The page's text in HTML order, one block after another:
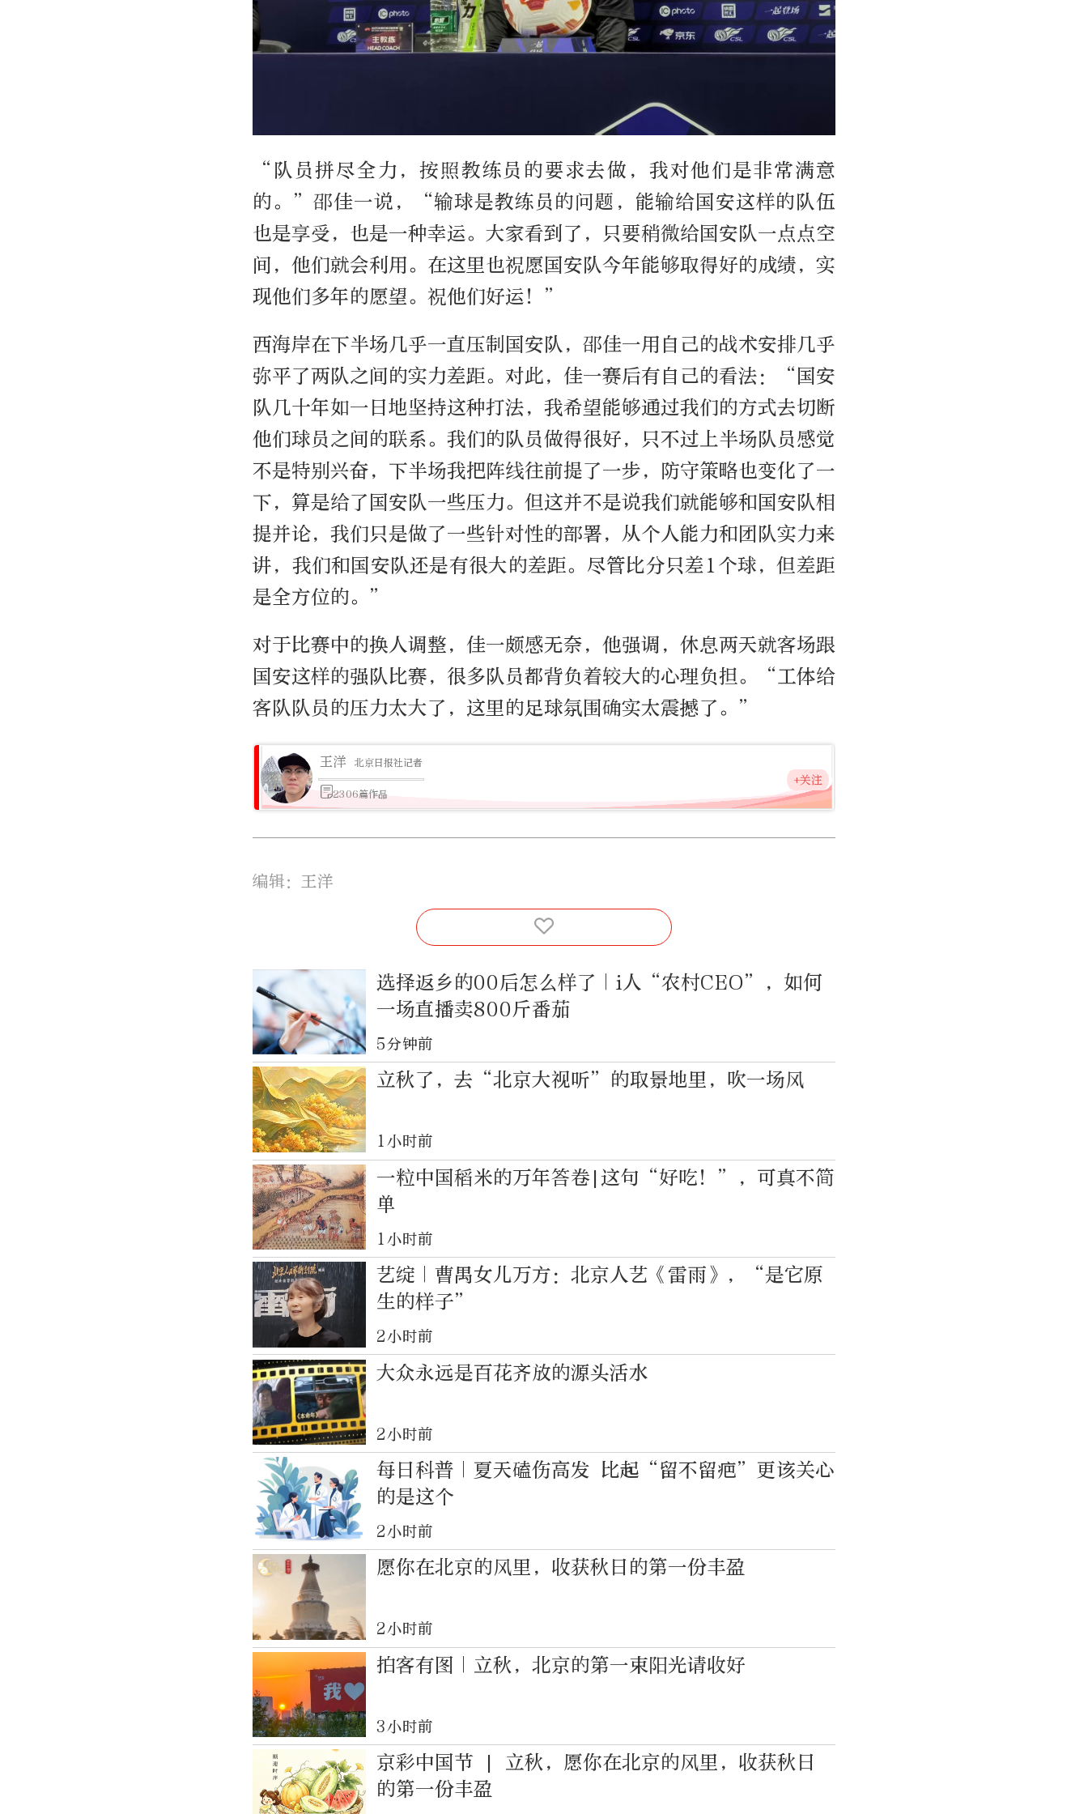
“队员拼尽全力，按照教练员的要求去做，我对他们是非常满意
的。”邵佳一说，“输球是教练员的问题，能输给国安这样的队伍
也是享受，也是一种幸运。大家看到了，只要稍微给国安队一点点空
间，他们就会利用。在这里也祝愿国安队今年能够取得好的成绩，实
现他们多年的愿望。祝他们好运！”
西海岸在下半场几乎一直压制国安队，邵佳一用自己的战术安排几乎
弥平了两队之间的实力差距。对此，佳一赛后有自己的看法：“国安
队几十年如一日地坚持这种打法，我希望能够通过我们的方式去切断
他们球员之间的联系。我们的队员做得很好，只不过上半场队员感觉
不是特别兴奋，下半场我把阵线往前提了一步，防守策略也变化了一
下，算是给了国安队一些压力。但这并不是说我们就能够和国安队相
提并论，我们只是做了一些针对性的部署，从个人能力和团队实力来
讲，我们和国安队还是有很大的差距。尽管比分只差1个球，但差距
是全方位的。”
对于比赛中的换人调整，佳一颇感无奈，他强调，休息两天就客场跟
国安这样的强队比赛，很多队员都背负着较大的心理负担。“工体给
客队队员的压力太大了，这里的足球氛围确实太震撼了。”
王洋 北京日报社记者
2306篇作品
+关注
编辑：王洋
选择返乡的00后怎么样了｜i人“农村CEO”，如何
一场直播卖800斤番茄
5分钟前
立秋了，去“北京大视听”的取景地里，吹一场风
1小时前
一粒中国稻米的万年答卷|这句“好吃！”，可真不简
单
1小时前
艺绽｜曹禺女儿万方：北京人艺《雷雨》，“是它原
生的样子”
2小时前
大众永远是百花齐放的源头活水
2小时前
每日科普｜夏天磕伤高发 比起“留不留疤”更该关心
的是这个
2小时前
愿你在北京的风里，收获秋日的第一份丰盈
2小时前
拍客有图｜立秋，北京的第一束阳光请收好
3小时前
京彩中国节 | 立秋，愿你在北京的风里，收获秋日
的第一份丰盈